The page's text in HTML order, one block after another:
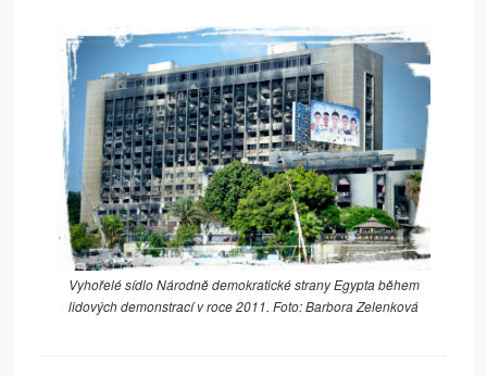
Vyhořelé sídlo Národně demokratické strany Egypta během
lidových demonstrací v roce 2011. Foto: Barbora Zelenková